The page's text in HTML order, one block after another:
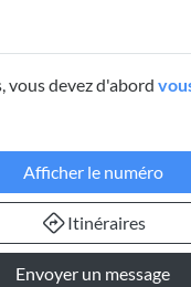
vous devez d'abord
Afficher le numéro
Itinéraires
Envoyer un message